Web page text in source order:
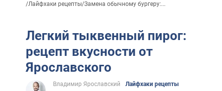
/Лайфхаки рецепты/Замена обычному бургеру:...
Легкий тыквенный пирог:
рецепт вкусности от
Ярославского
Владимир Ярославский
Лайфхаки рецепты